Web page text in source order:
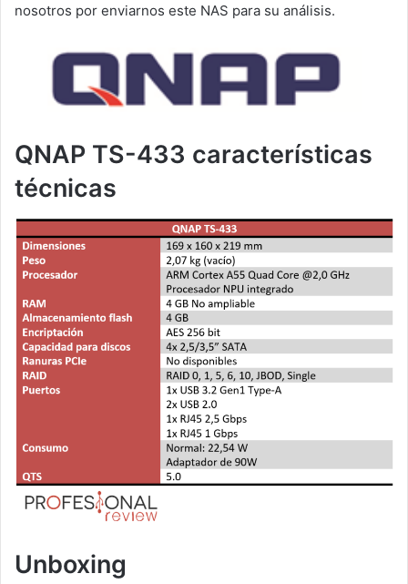
nosotros por enviarnos este NAS para su análisis.
QNAP TS-433 características
técnicas
Unboxing